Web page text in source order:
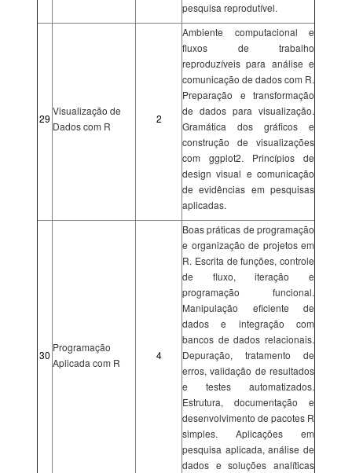
pesquisa reprodutível.
29
Visualização de
Dados com R
2
Ambiente computacional e
fluxos de trabalho
reproduzíveis para análise e
comunicação de dados com R.
Preparação e transformação
de dados para visualização.
Gramática dos gráficos e
construção de visualizações
com ggplot2. Princípios de
design visual e comunicação
de evidências em pesquisas
aplicadas.
30
Programação
Aplicada com R
4
Boas práticas de programação
e organização de projetos em
R. Escrita de funções, controle
de fluxo, iteração e
programação funcional.
Manipulação eficiente de
dados e integração com
bancos de dados relacionais.
Depuração, tratamento de
erros, validação de resultados
e testes automatizados.
Estrutura, documentação e
desenvolvimento de pacotes R
simples. Aplicações em
pesquisa aplicada, análise de
dados e soluções analíticas